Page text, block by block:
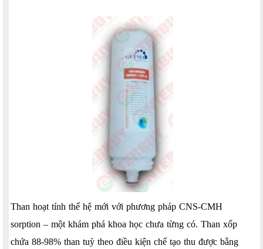
Than hoạt tính thế hệ mới với phương pháp CNS-CMH
sorption – một khám phá khoa học chưa từng có. Than xốp
chứa 88-98% than tuỳ theo điều kiện chế tạo thu được bằng